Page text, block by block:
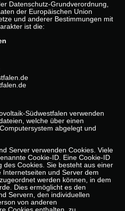
Datenschutz-Grundverordnung,
der Europäischen Union
und anderer Bestimmungen mit
ist die:
Südwestfalen verwenden
welche über einen
abgelegt und
Server verwenden Cookies. Viele
Cookie-ID. Eine Cookie-ID
des Cookies. Sie besteht aus einer
und Server dem
werden können, in dem
Dies ermöglicht es den
Servern, den individuellen
von anderen